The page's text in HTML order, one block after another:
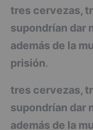
tres cervezas,
supondrían dar
además de la
prisión.
tres cervezas,
supondrían dar
además de la